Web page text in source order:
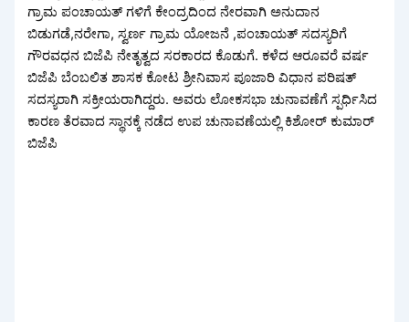
ಗ್ರಾಮ ಪಂಚಾಯತ್ ಗಳಿಗೆ ಕೇಂದ್ರದಿಂದ ನೇರವಾಗಿ ಅನುದಾನ
ಬಿಡುಗಡೆ,ನರೇಗಾ, ಸ್ವರ್ಣ ಗ್ರಾಮ ಯೋಜನೆ ,ಪಂಚಾಯತ್ ಸದಸ್ಯರಿಗೆ
ಗೌರವಧನ ಬಿಜೆಪಿ ನೇತೃತ್ವದ ಸರಕಾರದ ಕೊಡುಗೆ. ಕಳೆದ ಆರೂವರೆ ವರ್ಷ
ಬಿಜೆಪಿ ಬೆಂಬಲಿತ ಶಾಸಕ ಕೋಟ ಶ್ರೀನಿವಾಸ ಪೂಜಾರಿ ವಿಧಾನ ಪರಿಷತ್
ಸದಸ್ಯರಾಗಿ ಸಕ್ರೀಯರಾಗಿದ್ದರು. ಅವರು ಲೋಕಸಭಾ ಚುನಾವಣೆಗೆ ಸ್ಪರ್ಧಿಸಿದ
ಕಾರಣ ತೆರವಾದ ಸ್ಥಾನಕ್ಕೆ ನಡೆದ ಉಪ ಚುನಾವಣೆಯಲ್ಲಿ ಕಿಶೋರ್ ಕುಮಾರ್
ಬಿಜೆಪಿ